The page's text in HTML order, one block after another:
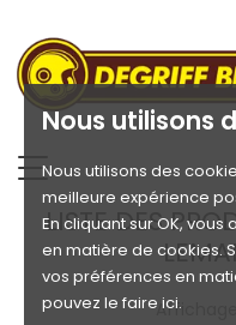
Nous utilisons
Nous utilisons des
meilleure expérience
En cliquant sur OK,
en matière de cookies.
vos préférences en
pouvez le faire ici.
LISTE DES
Affichage